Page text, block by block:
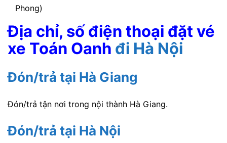
Phong)
Địa chỉ, số điện thoại đặt vé
xe Toán Oanh đi Hà Nội
Đón/trả tại Hà Giang
Đón/trả tận nơi trong nội thành Hà Giang.
Đón/trả tại Hà Nội